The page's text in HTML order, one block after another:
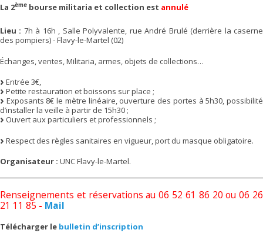
La 2ème bourse militaria et collection est annulé
Lieu : 7h à 16h , Salle Polyvalente, rue André Brulé (derrière la caserne
des pompiers) - Flavy-le-Martel (02)
Échanges, ventes, Militaria, armes, objets de collections…
Entrée 3€,
Petite restauration et boissons sur place ;
Exposants 8€ le mètre linéaire, ouverture des portes à 5h30, possibilité
d’installer la veille à partir de 15h30 ;
Ouvert aux particuliers et professionnels ;
Respect des règles sanitaires en vigueur, port du masque obligatoire.
Organisateur : UNC Flavy-le-Martel.
Renseignements et réservations au 06 52 61 86 20 ou 06 26
21 11 85 - Mail
Télécharger le bulletin d’inscription